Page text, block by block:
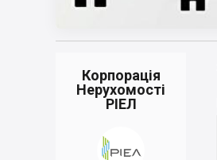
Корпорація
Нерухомості
РІЕЛ